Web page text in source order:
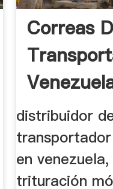
Correas
distribuidor
en
trituración